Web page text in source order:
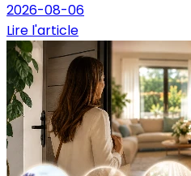
2026-08-06
Lire l'article